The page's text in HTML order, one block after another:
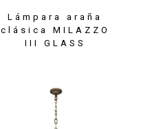
Lámpara araña
clásica MILAZZO
III GLASS